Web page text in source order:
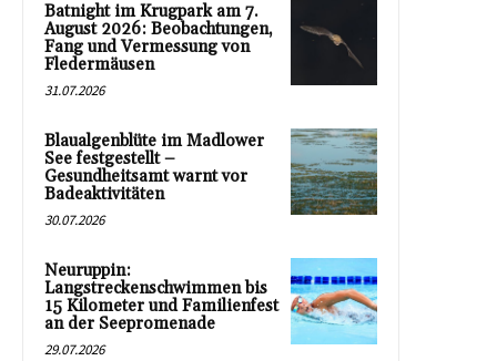
Batnight im Krugpark am 7.
August 2026: Beobachtungen,
Fang und Vermessung von
Fledermäusen
31.07.2026
Blaualgenblüte im Madlower
See festgestellt –
Gesundheitsamt warnt vor
Badeaktivitäten
30.07.2026
Neuruppin:
Langstreckenschwimmen bis
15 Kilometer und Familienfest
an der Seepromenade
29.07.2026